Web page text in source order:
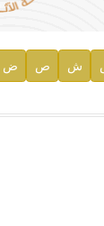
ش ص ض